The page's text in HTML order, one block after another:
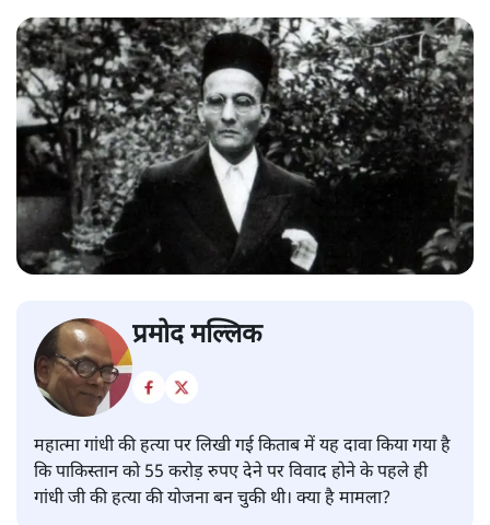
प्रमोद मल्लिक
महात्मा गांधी की हत्या पर लिखी गई किताब में यह दावा किया गया है
कि पाकिस्तान को 55 करोड़ रुपए देने पर विवाद होने के पहले ही
गांधी जी की हत्या की योजना बन चुकी थी। क्या है मामला?